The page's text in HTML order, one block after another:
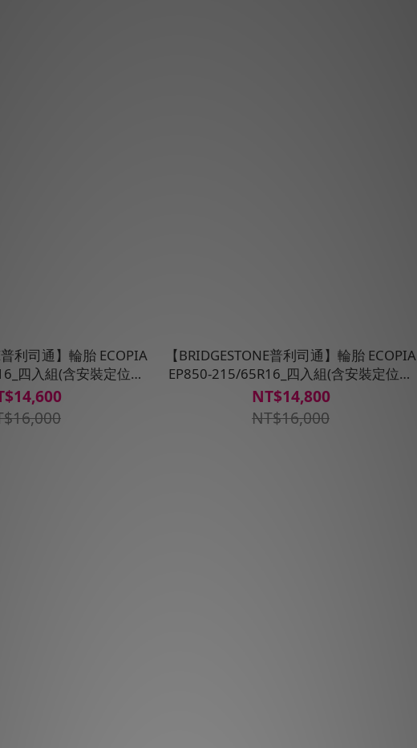
利司通】輪胎 ECOPIA
四入組(含安裝定位平
衡)
【BRIDGESTONE普利司通】輪胎 ECOPIA
EP850-215/65R16_四入組(含安裝定位平
衡)
NT$14,800
NT$16,000